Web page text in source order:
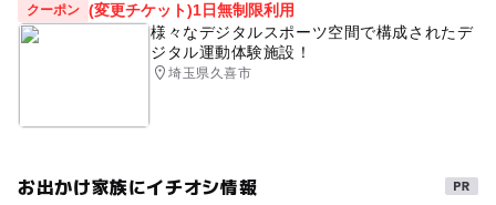
クーポン (変更チケット)1日無制限利用
様々なデジタルスポーツ空間で構成されたデ
ジタル運動体験施設！
埼玉県久喜市
お出かけ家族にイチオシ情報